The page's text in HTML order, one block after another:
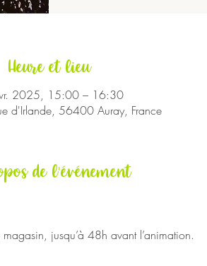
Heure et lieu
2025, 15:00 – 16:30
d'Irlande, 56400 Auray, France
de l'événement
jusqu’à 48h avant l’animation.